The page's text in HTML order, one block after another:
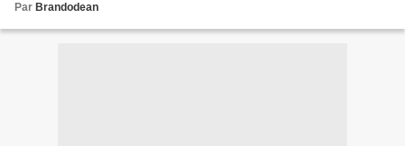
Par Brandodean